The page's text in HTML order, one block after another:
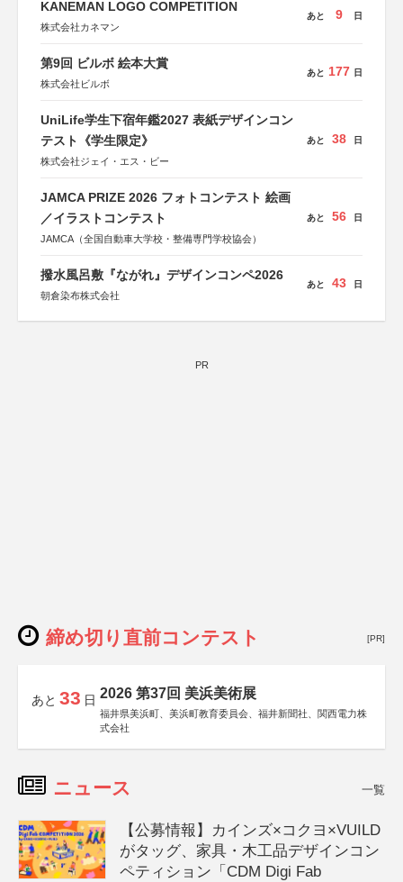
KANEMAN LOGO COMPETITION
株式会社カネマン
あと 9 日
第9回 ビルボ 絵本大賞
株式会社ビルボ
あと 177 日
UniLife学生下宿年鑑2027 表紙デザインコン
テスト《学生限定》
株式会社ジェイ・エス・ビー
あと 38 日
JAMCA PRIZE 2026 フォトコンテスト 絵画
／イラストコンテスト
JAMCA（全国自動車大学校・整備専門学校協会）
あと 56 日
撥水風呂敷『ながれ』デザインコンペ2026
朝倉染布株式会社
あと 43 日
PR
締め切り直前コンテスト [PR]
あと 33 日 2026 第37回 美浜美術展
福井県美浜町、美浜町教育委員会、福井新聞社、関西電力株
式会社
ニュース 一覧
【公募情報】カインズ×コクヨ×VUILD
がタッグ、家具・木工品デザインコン
ペティション「CDM Digi Fab